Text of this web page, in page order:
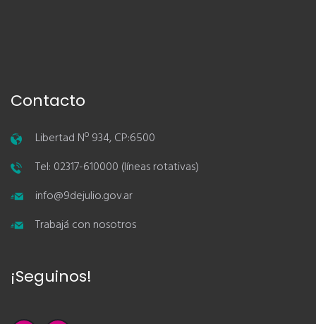
Contacto
Libertad Nº 934, CP:6500
Tel: 02317-610000 (líneas rotativas)
info@9dejulio.gov.ar
Trabajá con nosotros
¡Seguinos!